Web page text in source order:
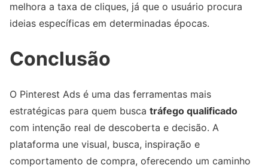
melhora a taxa de cliques, já que o usuário procura
ideias específicas em determinadas épocas.
Conclusão
O Pinterest Ads é uma das ferramentas mais
estratégicas para quem busca tráfego qualificado
com intenção real de descoberta e decisão. A
plataforma une visual, busca, inspiração e
comportamento de compra, oferecendo um caminho